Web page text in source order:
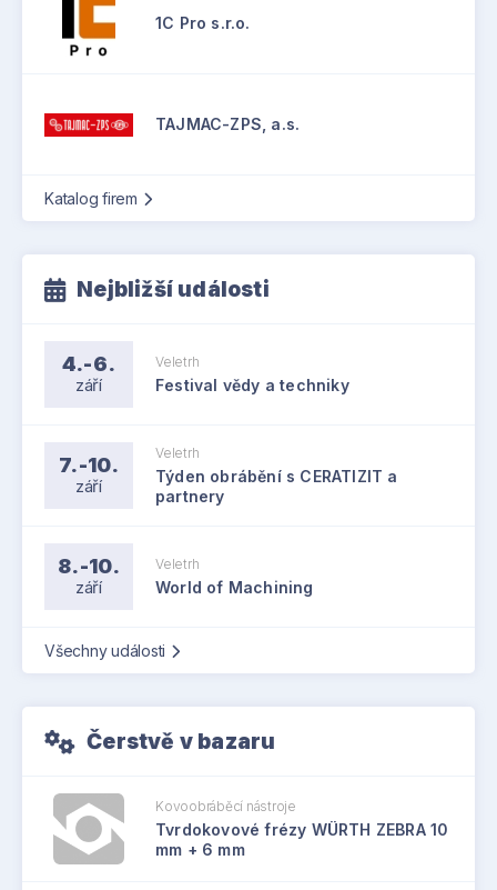
1C Pro s.r.o.
TAJMAC-ZPS, a.s.
Katalog firem
Nejbližší události
4.-6.
září
Veletrh
Festival vědy a techniky
7.-10.
září
Veletrh
Týden obrábění s CERATIZIT a
partnery
8.-10.
září
Veletrh
World of Machining
Všechny události
Čerstvě v bazaru
Kovoobráběcí nástroje
Tvrdokovové frézy WÜRTH ZEBRA 10
mm + 6 mm